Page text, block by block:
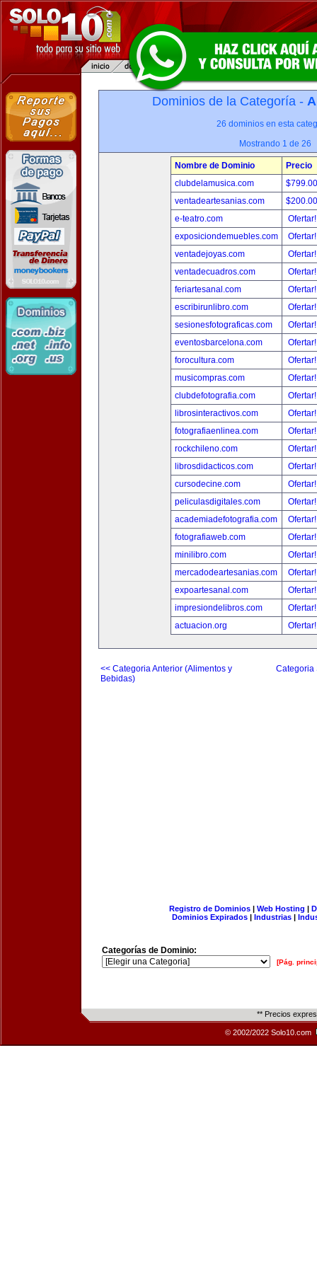
Dominios de la Categoría -
26 dominios en esta
Mostrando 1 de 26
Nombre de Dominio
Precio
clubdelamusica.com
ventadeartesanias.com
e-teatro.com
exposiciondemuebles.com
ventadejoyas.com
ventadecuadros.com
feriartesanal.com
escribirunlibro.com
sesionesfotograficas.com
eventosbarcelona.com
forocultura.com
musicompras.com
clubdefotografia.com
librosinteractivos.com
fotografiaenlinea.com
rockchileno.com
librosdidacticos.com
cursodecine.com
peliculasdigitales.com
academiadefotografia.com
fotografiaweb.com
minilibro.com
mercadodeartesanias.com
expoartesanal.com
impresiondelibros.com
actuacion.org
<< Categoria Anterior (Alimentos y
Bebidas)
Categoria
Registro de Dominios| Web Hosting |
Dominios Expirados | Industrias |
Categorías de Dominio:
[Pág.
** Precios
© 2002/2022 Solo10.com